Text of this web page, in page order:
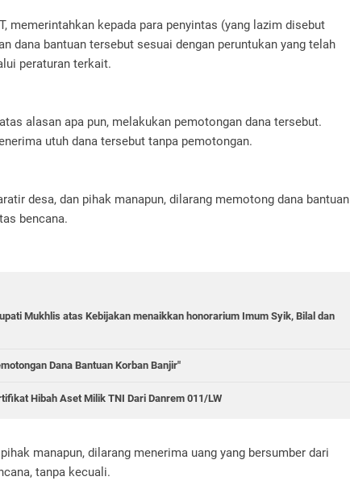
memerintahkan kepada para penyintas (yang lazim disebut
dana bantuan tersebut sesuai dengan peruntukan yang telah
peraturan terkait.
alasan apa pun, melakukan pemotongan dana tersebut.
utuh dana tersebut tanpa pemotongan.
desa, dan pihak manapun, dilarang memotong dana bantuan
bencana.
Mukhlis atas Kebijakan menaikkan honorarium Imum Syik, Bilal dan
Dana Bantuan Korban Banjir"
Hibah Aset Milik TNI Dari Danrem 011/LW
manapun, dilarang menerima uang yang bersumber dari
tanpa kecuali.